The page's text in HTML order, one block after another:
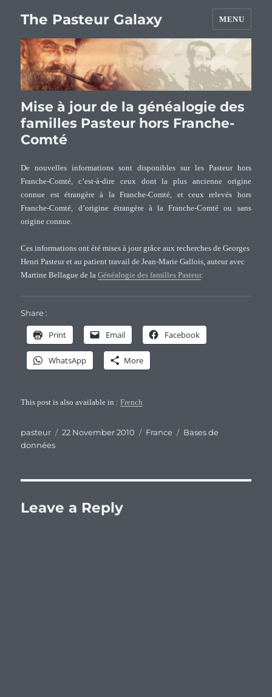
The Pasteur Galaxy MENU
Mise à jour de la généalogie des
familles Pasteur hors Franche-
Comté
De nouvelles informations sont disponibles sur les Pasteur hors
Franche-Comté, c’est-à-dire ceux dont la plus ancienne origine
connue est étrangère à la Franche-Comté, et ceux relevés hors
Franche-Comté, d’origine étrangère à la Franche-Comté ou sans
origine connue.
Ces informations ont été mises à jour grâce aux recherches de Georges
Henri Pasteur et au patient travail de Jean-Marie Gallois, auteur avec
Martine Bellague de laGénéalogie des familles Pasteur.
Share :
Print Email Facebook
WhatsApp More
This post is also available in :French
Author
pasteur
Posted
22 November 2010 Categories
France Tags
Bases de
données
Leave a Reply